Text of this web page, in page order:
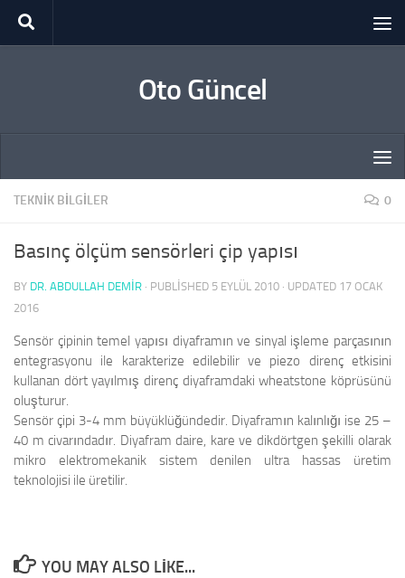
Skip to content
Oto Güncel
TEKNIK BILGILER 0
Basınç ölçüm sensörleri çip yapısı
BY DR. ABDULLAH DEMİR · PUBLISHED 5 EYLÜL 2010 · UPDATED 17 OCAK
2016
Sensör çipinin temel yapısı diyaframın ve sinyal işleme parçasının
entegrasyonu ile karakterize edilebilir ve piezo direnç etkisini
kullanan dört yayılmış direnç diyaframdaki wheatstone köprüsünü
oluşturur.
Sensör çipi 3-4 mm büyüklüğündedir. Diyaframın kalınlığı ise 25 –
40 m civarındadır. Diyafram daire, kare ve dikdörtgen şekilli olarak
mikro elektromekanik sistem denilen ultra hassas üretim
teknolojisi ile üretilir.
YOU MAY ALSO LIKE...